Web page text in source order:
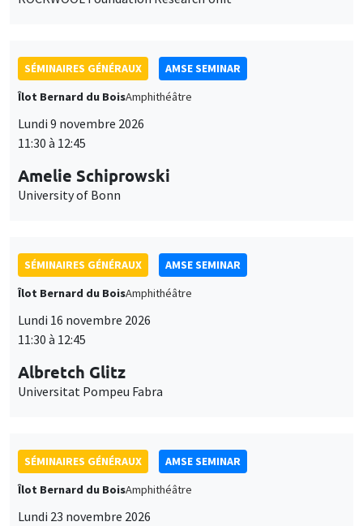
SÉMINAIRES GÉNÉRAUX
AMSE SEMINAR
Îlot Bernard du BoisAmphithéâtre
Lundi 9 novembre 2026
11:30 à 12:45
Amelie Schiprowski
University of Bonn
SÉMINAIRES GÉNÉRAUX
AMSE SEMINAR
Îlot Bernard du BoisAmphithéâtre
Lundi 16 novembre 2026
11:30 à 12:45
Albretch Glitz
Universitat Pompeu Fabra
SÉMINAIRES GÉNÉRAUX
AMSE SEMINAR
Îlot Bernard du BoisAmphithéâtre
Lundi 23 novembre 2026